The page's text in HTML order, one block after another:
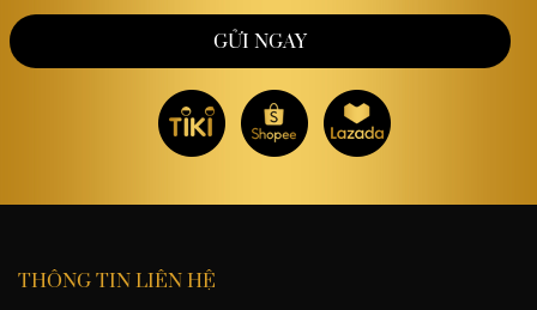
THÔNG TIN LIÊN HỆ